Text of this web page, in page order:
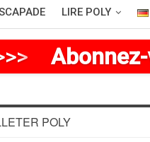
LIRE POLY
>>
POLY